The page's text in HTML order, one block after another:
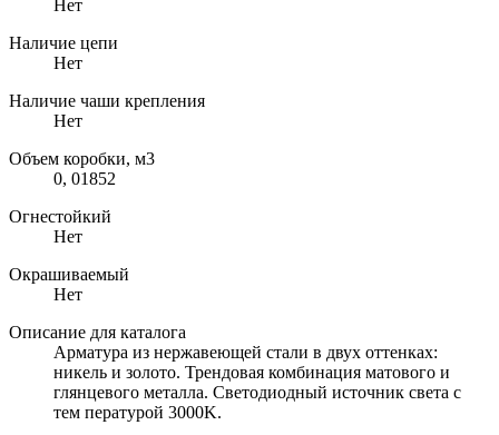
Нет
Наличие цепи
Нет
Наличие чаши крепления
Нет
Объем коробки, м3
0, 01852
Огнестойкий
Нет
Окрашиваемый
Нет
Описание для каталога
Арматура из нержавеющей стали в двух оттенках:
никель и золото. Трендовая комбинация матового и
глянцевого металла. Светодиодный источник света с
тем пературой 3000K.